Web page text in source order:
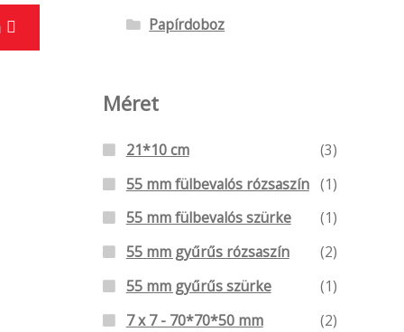
termékoldalon
választhatók
Papírdoboz
Méret
21*10 cm
(3)
55 mm fülbevalós rózsaszín (1)
55 mm fülbevalós szürke
(1)
55 mm gyűrűs rózsaszín
(2)
55 mm gyűrűs szürke
(1)
7 x 7 - 70*70*50 mm
(2)